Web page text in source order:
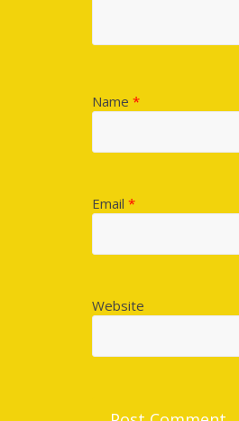
Name *
Email *
Website